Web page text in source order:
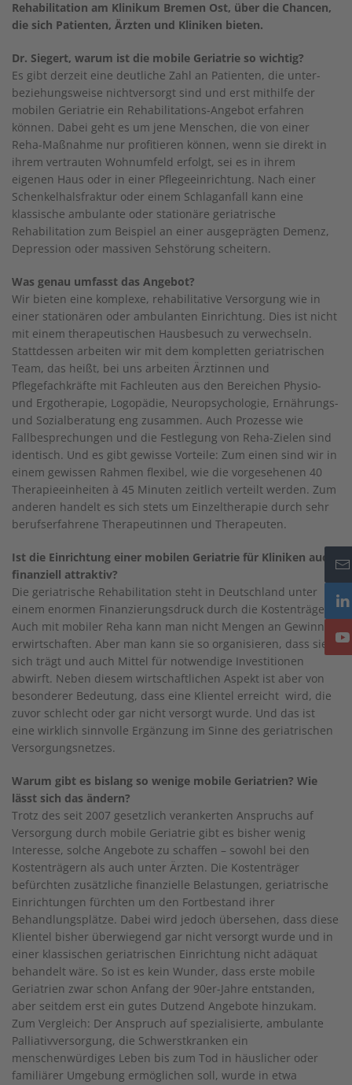
Rehabilitation am Klinikum Bremen Ost, über die Chancen,
die sich Patienten, Ärzten und Kliniken bieten.
Dr. Siegert, warum ist die mobile Geriatrie so wichtig?
Es gibt derzeit eine deutliche Zahl an Patienten, die unter-
beziehungsweise nichtversorgt sind und erst mithilfe der
mobilen Geriatrie ein Rehabilitations-Angebot erfahren
können. Dabei geht es um jene Menschen, die von einer
Reha-Maßnahme nur profitieren können, wenn sie direkt in
ihrem vertrauten Wohnumfeld erfolgt, sei es in ihrem
eigenen Haus oder in einer Pflegeeinrichtung. Nach einer
Schenkelhalsfraktur oder einem Schlaganfall kann eine
klassische ambulante oder stationäre geriatrische
Rehabilitation zum Beispiel an einer ausgeprägten Demenz,
Depression oder massiven Sehstörung scheitern.
Was genau umfasst das Angebot?
Wir bieten eine komplexe, rehabilitative Versorgung wie in
einer stationären oder ambulanten Einrichtung. Dies ist nicht
mit einem therapeutischen Hausbesuch zu verwechseln.
Stattdessen arbeiten wir mit dem kompletten geriatrischen
Team, das heißt, bei uns arbeiten Ärztinnen und
Pflegefachkräfte mit Fachleuten aus den Bereichen Physio-
und Ergotherapie, Logopädie, Neuropsychologie, Ernährungs-
und Sozialberatung eng zusammen. Auch Prozesse wie
Fallbesprechungen und die Festlegung von Reha-Zielen sind
identisch. Und es gibt gewisse Vorteile: Zum einen sind wir in
einem gewissen Rahmen flexibel, wie die vorgesehenen 40
Therapieeinheiten à 45 Minuten zeitlich verteilt werden. Zum
anderen handelt es sich stets um Einzeltherapie durch sehr
berufserfahrene Therapeutinnen und Therapeuten.
Ist die Einrichtung einer mobilen Geriatrie für Kliniken auch
finanziell attraktiv?
Die geriatrische Rehabilitation steht in Deutschland unter
einem enormen Finanzierungsdruck durch die Kostenträger.
Auch mit mobiler Reha kann man nicht Mengen an Gewinnen
erwirtschaften. Aber man kann sie so organisieren, dass sie
sich trägt und auch Mittel für notwendige Investitionen
abwirft. Neben diesem wirtschaftlichen Aspekt ist aber von
besonderer Bedeutung, dass eine Klientel erreicht wird, die
zuvor schlecht oder gar nicht versorgt wurde. Und das ist
eine wirklich sinnvolle Ergänzung im Sinne des geriatrischen
Versorgungsnetzes.
Warum gibt es bislang so wenige mobile Geriatrien? Wie
lässt sich das ändern?
Trotz des seit 2007 gesetzlich verankerten Anspruchs auf
Versorgung durch mobile Geriatrie gibt es bisher wenig
Interesse, solche Angebote zu schaffen – sowohl bei den
Kostenträgern als auch unter Ärzten. Die Kostenträger
befürchten zusätzliche finanzielle Belastungen, geriatrische
Einrichtungen fürchten um den Fortbestand ihrer
Behandlungsplätze. Dabei wird jedoch übersehen, dass diese
Klientel bisher überwiegend gar nicht versorgt wurde und in
einer klassischen geriatrischen Einrichtung nicht adäquat
behandelt wäre. So ist es kein Wunder, dass erste mobile
Geriatrien zwar schon Anfang der 90er-Jahre entstanden,
aber seitdem erst ein gutes Dutzend Angebote hinzukam.
Zum Vergleich: Der Anspruch auf spezialisierte, ambulante
Palliativversorgung, die Schwerstkranken ein
menschenwürdiges Leben bis zum Tod in häuslicher oder
familiärer Umgebung ermöglichen soll, wurde in etwa